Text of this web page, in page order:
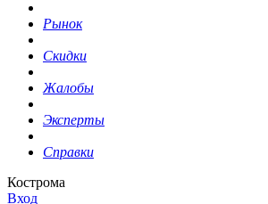
Рынок
Скидки
Жалобы
Эксперты
Справки
Кострома
Вход